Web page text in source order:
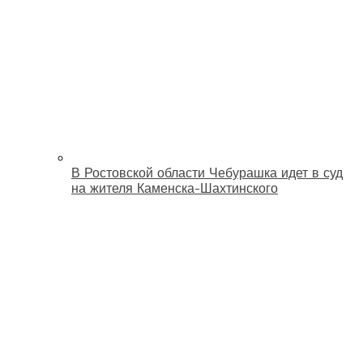
В Ростовской области Чебурашка идет в суд
на жителя Каменска-Шахтинского